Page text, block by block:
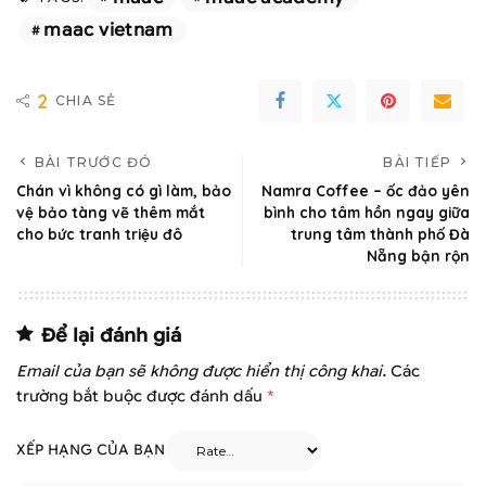
maac vietnam
2 CHIA SẺ
BÀI TRƯỚC ĐÓ
Chán vì không có gì làm, bảo
vệ bảo tàng vẽ thêm mắt
cho bức tranh triệu đô
BÀI TIẾP
Namra Coffee – ốc đảo yên
bình cho tâm hồn ngay giữa
trung tâm thành phố Đà
Nẵng bận rộn
Để lại đánh giá
Email của bạn sẽ không được hiển thị công khai. Các
trường bắt buộc được đánh dấu *
XẾP HẠNG CỦA BẠN